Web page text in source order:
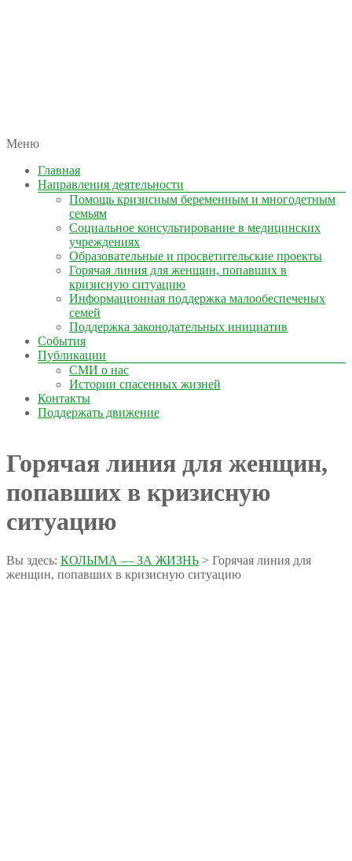
КОЛЫМА — ЗА ЖИЗНЬ
автономная некоммерческая организация
Меню
Главная
Направления деятельности
Помощь кризисным беременным и многодетным
семьям
Социальное консультирование в медицинских
учреждениях
Образовательные и просветительские проекты
Горячая линия для женщин, попавших в
кризисную ситуацию
Информационная поддержка малообеспеченых
семей
Поддержка законодательных инициатив
События
Публикации
СМИ о нас
Истории спасенных жизней
Контакты
Поддержать движение
Горячая линия для женщин,
попавших в кризисную
ситуацию
Вы здесь: КОЛЫМА — ЗА ЖИЗНЬ > Горячая линия для
женщин, попавших в кризисную ситуацию